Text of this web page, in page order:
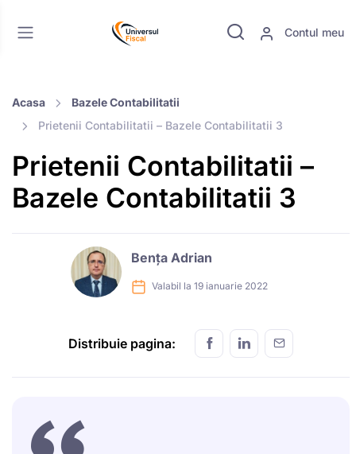
Contul meu
Acasa
Bazele Contabilitatii
Prietenii Contabilitatii – Bazele Contabilitatii 3
Prietenii Contabilitatii –
Bazele Contabilitatii 3
Bența Adrian
Valabil la 19 ianuarie 2022
Distribuie pagina: